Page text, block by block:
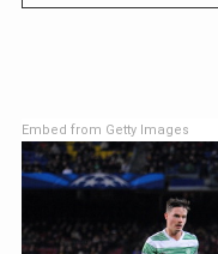
Embed from Getty Images